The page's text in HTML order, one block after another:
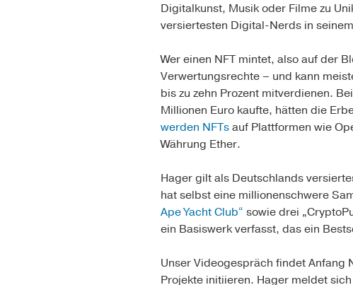
Digitalkunst, Musik oder Filme zu
versiertesten Digital-Nerds in
Wer einen NFT mintet, also auf der
Verwertungsrechte – und kann
bis zu zehn Prozent mitverdienen.
Millionen Euro kaufte, hätten die
werden NFTsauf Plattformen wie
Währung Ether.
Hager gilt als Deutschlands
hat selbst eine millionenschwere
Ape Yacht Club“ sowie drei
ein Basiswerk verfasst, das ein
Unser Videogespräch findet Anfang
Projekte initiieren. Hager meldet